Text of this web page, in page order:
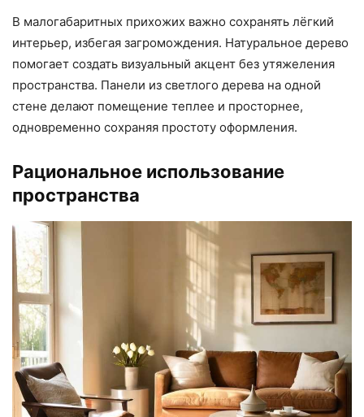
В малогабаритных прихожих важно сохранять лёгкий
интерьер, избегая загромождения. Натуральное дерево
помогает создать визуальный акцент без утяжеления
пространства. Панели из светлого дерева на одной
стене делают помещение теплее и просторнее,
одновременно сохраняя простоту оформления.
Рациональное использование
пространства